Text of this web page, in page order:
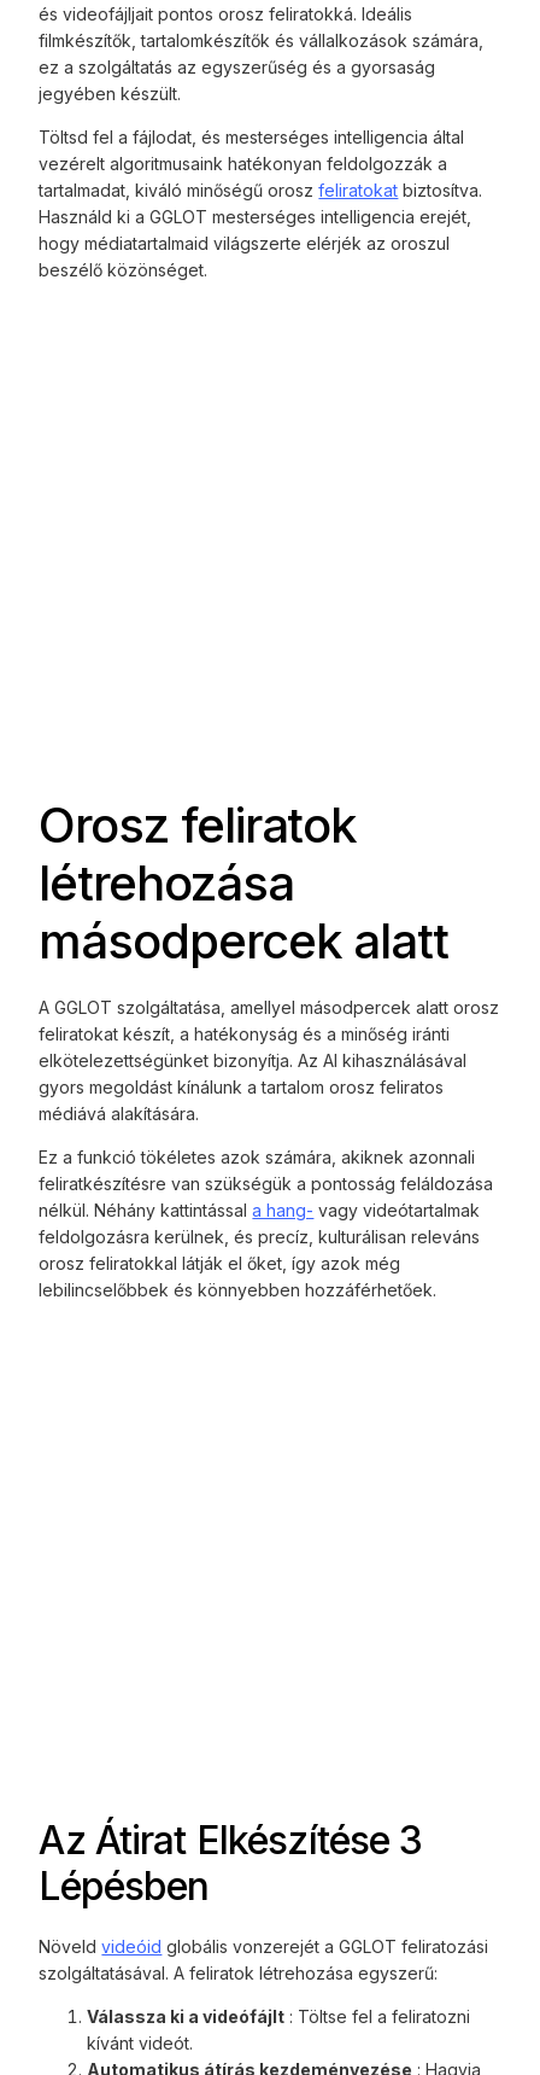
és videofájljait pontos orosz feliratokká. Ideális
filmkészítők, tartalomkészítők és vállalkozások számára,
ez a szolgáltatás az egyszerűség és a gyorsaság
jegyében készült.
Töltsd fel a fájlodat, és mesterséges intelligencia által
vezérelt algoritmusaink hatékonyan feldolgozzák a
tartalmadat, kiváló minőségű oroszfeliratokat biztosítva.
Használd ki a GGLOT mesterséges intelligencia erejét,
hogy médiatartalmaid világszerte elérjék az oroszul
beszélő közönséget.
Orosz feliratok
létrehozása
másodpercek alatt
A GGLOT szolgáltatása, amellyel másodpercek alatt orosz
feliratokat készít, a hatékonyság és a minőség iránti
elkötelezettségünket bizonyítja. Az AI kihasználásával
gyors megoldást kínálunk a tartalom orosz feliratos
médiává alakítására.
Ez a funkció tökéletes azok számára, akiknek azonnali
feliratkészítésre van szükségük a pontosság feláldozása
nélkül. Néhány kattintássala hang- vagy videótartalmak
feldolgozásra kerülnek, és precíz, kulturálisan releváns
orosz feliratokkal látják el őket, így azok még
lebilincselőbbek és könnyebben hozzáférhetőek.
Az Átirat Elkészítése 3
Lépésben
Növeldvideóid globális vonzerejét a GGLOT feliratozási
szolgáltatásával. A feliratok létrehozása egyszerű:
Válassza ki a videófájlt : Töltse fel a feliratozni
kívánt videót.
Automatikus átírás kezdeményezése : Hagyja,